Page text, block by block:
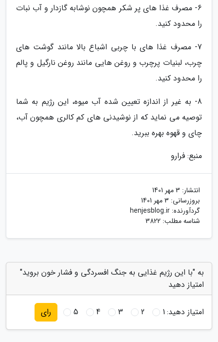
6- مصرف غذا های پر شکر همچون نوشابه گازدار و آب نبات
را محدود کنید.
7- مصرف غذا های با چربی اشباع بالا مانند گوشت های
چرب، لبنیات پرچرب و روغن هایی مانند روغن نارگیل و پالم
را محدود کنید.
8- به غیر از اندازه تعیین شده آب میوه، این رژیم به شما
توصیه می نماید که از نوشیدنی های کم کالری همچون آب،
چای و قهوه بهره ببرید.
منبع: فرارو
انتشار: 3 مهر 1401
بروزرسانی: 3 مهر 1401
گردآورنده: henjesblog.ir
شناسه مطلب: 3822
به "با این رژیم غذایی به جنگ افسردگی و فشار خون بروید"
امتیاز دهید
امتیاز دهید:1
2
3
4
5 رای